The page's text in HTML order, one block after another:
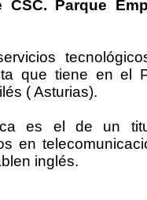
CSC. Parque
que tiene en el
( Asturias).
es el de un
en
inglés.